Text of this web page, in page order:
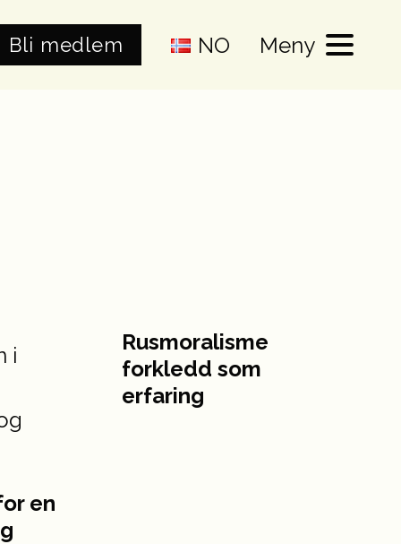
Bli medlem NO Meny
en
Rusmoralisme
forkledd som
erfaring